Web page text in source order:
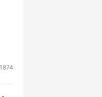
1874